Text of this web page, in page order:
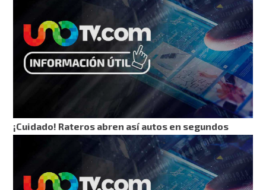
¡Cuidado! Rateros abren así autos en segundos